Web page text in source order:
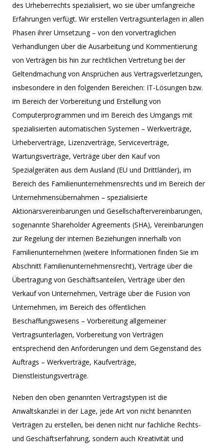
des Urheberrechts spezialisiert, wo sie über umfangreiche
Erfahrungen verfügt. Wir erstellen Vertragsunterlagen in allen
Phasen ihrer Umsetzung – von den vorvertraglichen
Verhandlungen über die Ausarbeitung und Kommentierung
von Verträgen bis hin zur rechtlichen Vertretung bei der
Geltendmachung von Ansprüchen aus Vertragsverletzungen,
insbesondere in den folgenden Bereichen: IT-Lösungen bzw.
im Bereich der Vorbereitung und Erstellung von
Computerprogrammen und im Bereich des Umgangs mit
spezialisierten automatischen Systemen – Werkverträge,
Urheberverträge, Lizenzverträge, Serviceverträge,
Wartungsverträge, Verträge über den Kauf von
Spezialgeräten aus dem Ausland (EU und Drittländer), im
Bereich des Familienunternehmensrechts und im Bereich der
Unternehmensübernahmen – spezialisierte
Aktionärsvereinbarungen und Gesellschaftervereinbarungen,
sogenannte Shareholder Agreements (SHA), Vereinbarungen
zur Regelung der internen Beziehungen innerhalb von
Familienunternehmen (weitere Informationen finden Sie im
Abschnitt Familienunternehmensrecht), Verträge über die
Übertragung von Geschäftsanteilen, Verträge über den
Verkauf von Unternehmen, Verträge über die Fusion von
Unternehmen, im Bereich des öffentlichen
Beschaffungswesens – Vorbereitung allgemeiner
Vertragsunterlagen, Vorbereitung von Verträgen
entsprechend den Anforderungen und dem Gegenstand des
Auftrags – Werkverträge, Kaufverträge,
Dienstleistungsverträge.
Neben den oben genannten Vertragstypen ist die
Anwaltskanzlei in der Lage, jede Art von nicht benannten
Verträgen zu erstellen, bei denen nicht nur fachliche Rechts-
und Geschäftserfahrung, sondern auch Kreativität und